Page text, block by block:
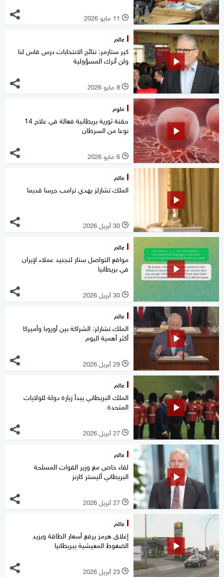
l 11 مايو 2026
عالم
كير ستارمر: نتائج الانتخابات درس قاس لنا
ولن أترك المسؤولية
l 8 مايو 2026
علوم
حقنة ثورية بريطانية فعالة في علاج 14
نوعا من السرطان
l 6 مايو 2026
عالم
الملك تشارلز يهدي ترامب جرسا قديما
l 30 أبريل 2026
عالم
مواقع التواصل ستار لتجنيد عملاء لإيران
في بريطانيا
l 30 أبريل 2026
عالم
الملك تشارلز: الشراكة بين أوروبا وأميركا
أكثر أهمية اليوم
l 29 أبريل 2026
عالم
الملك البريطاني يبدأ زيارة دولة للولايات
المتحدة
l 27 أبريل 2026
عالم
لقاء خاص مع وزير القوات المسلحة
البريطاني أليستر كارنز
l 27 أبريل 2026
عالم
إغلاق هرمز يرفع أسعار الطاقة ويزيد
الضغوط المعيشية ببريطانيا
l 23 أبريل 2026